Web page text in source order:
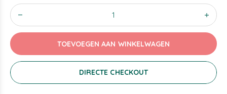
TOEVOEGEN AAN WINKELWAGEN
DIRECTE CHECKOUT